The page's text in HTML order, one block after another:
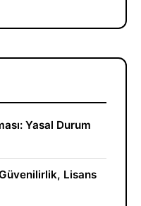
Yasal Durum
Lisans